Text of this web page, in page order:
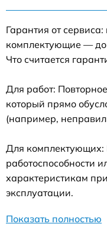
Гарантия от
комплектующие — до
Что считается
Для работ:
который прямо
(например,
Для комплектующих:
работоспособности
характеристикам
эксплуатации.
Показать полностью